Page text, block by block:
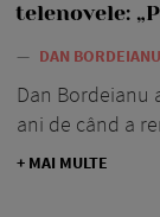
telenovele:
— DAN BORDEIANU
Dan Bordeianu
ani de când a
+ MAI MULTE